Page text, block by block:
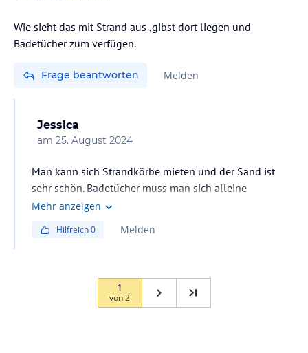
Wie sieht das mit Strand aus ,gibst dort liegen und
Badetücher zum verfügen.
Frage beantworten Melden
Jessica
am 25. August 2024
Man kann sich Strandkörbe mieten und der Sand ist
sehr schön. Badetücher muss man sich alleine
mitbringen
Mehr anzeigen
Hilfreich0 Melden
1
von2